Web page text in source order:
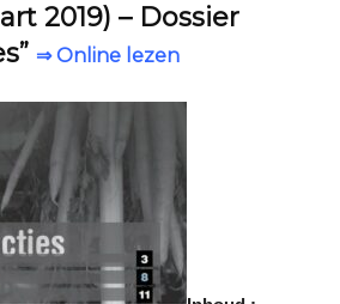
2019) – Dossier
⇒ Online lezen